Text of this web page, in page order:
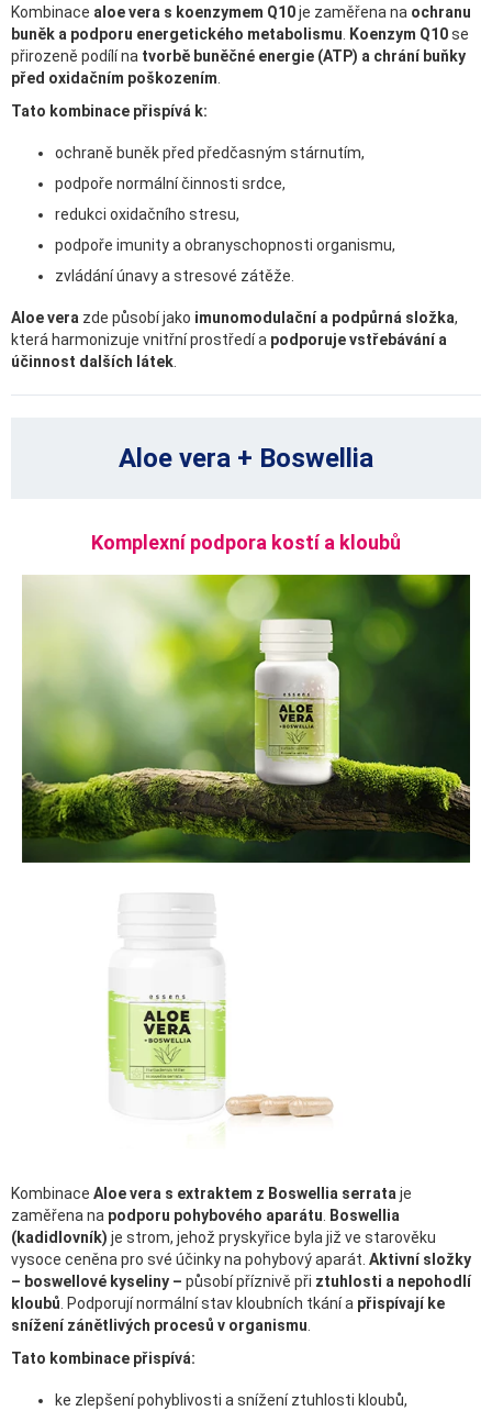
Kombinace aloe vera s koenzymem Q10je zaměřena na ochranu
buněk a podporu energetického metabolismu
Koenzym Q10se
přirozeně podílí na tvorbě buněčné energie (ATP) a chrání buňky
před oxidačním poškozením
Tato kombinace přispívá k:
ochraně buněk před předčasným stárnutím,
podpoře normální činnosti srdce,
redukci oxidačního stresu,
podpoře imunity a obranyschopnosti organismu,
zvládání únavy a stresové zátěže.
Aloe vera zde působí jako imunomodulační a podpůrná složka,
která harmonizuje vnitřní prostředí a podporuje vstřebávání a
účinnost dalších látek
Aloe vera + Boswellia
Komplexní podpora kostí a kloubů
Kombinace Aloe vera s extraktem z Boswellia serrata je
zaměřena na podporu pohybového aparátu
Boswellia
(kadidlovník) je strom, jehož pryskyřice byla již ve starověku
vysoce ceněna pro své účinky na pohybový aparát. Aktivní složky
– boswellové kyseliny – působí příznivě při ztuhlosti a nepohodlí
kloubů . Podporují normální stav kloubních tkání a přispívají ke
snížení zánětlivých procesů v organismu
Tato kombinace přispívá:
ke zlepšení pohyblivosti a snížení ztuhlosti kloubů,